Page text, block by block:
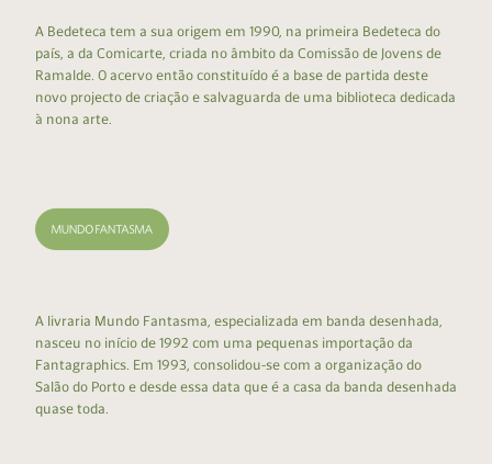
A Bedeteca tem a sua origem em 1990, na primeira Bedeteca do
país, a da Comicarte, criada no âmbito da Comissão de Jovens de
Ramalde. O acervo então constituído é a base de partida deste
novo projecto de criação e salvaguarda de uma biblioteca dedicada
à nona arte.
A livraria Mundo Fantasma, especializada em banda desenhada,
nasceu no início de 1992 com uma pequenas importação da
Fantagraphics. Em 1993, consolidou-se com a organização do
Salão do Porto e desde essa data que é a casa da banda desenhada
quase toda.